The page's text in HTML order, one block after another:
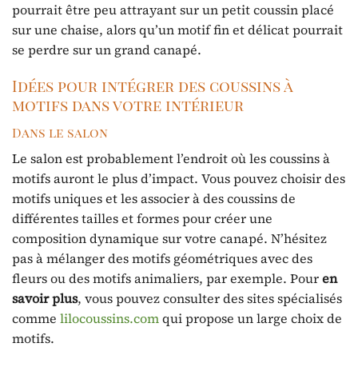
pourrait être peu attrayant sur un petit coussin placé
sur une chaise, alors qu’un motif fin et délicat pourrait
se perdre sur un grand canapé.
Idées pour intégrer des coussins à
motifs dans votre intérieur
Dans le salon
Le salon est probablement l’endroit où les coussins à
motifs auront le plus d’impact. Vous pouvez choisir des
motifs uniques et les associer à des coussins de
différentes tailles et formes pour créer une
composition dynamique sur votre canapé. N’hésitez
pas à mélanger des motifs géométriques avec des
fleurs ou des motifs animaliers, par exemple. Pouren
savoir plus, vous pouvez consulter des sites spécialisés
comme lilocoussins.comqui propose un large choix de
motifs.